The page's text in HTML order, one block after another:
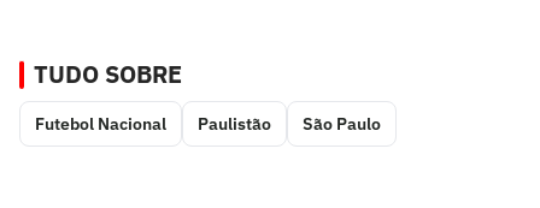
TUDO SOBRE
Futebol Nacional Paulistão São Paulo